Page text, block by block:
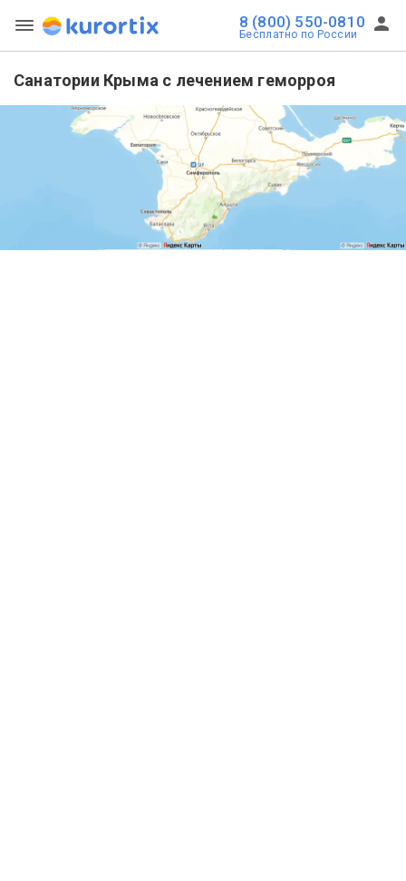
8 (800) 550-0810
Бесплатно по России
Санатории Крыма с лечением геморроя